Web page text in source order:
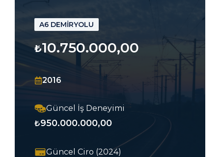
A6 DEMİRYOLU
₺10.750.000,00
2016
Güncel İş Deneyimi
₺950.000.000,00
Güncel Ciro (2024)